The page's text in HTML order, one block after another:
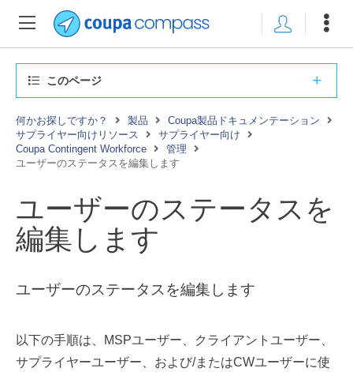
このページ
何かお探しですか？ 製品
Coupa製品ドキュメンテーション
サプライヤー向けリソース
サプライヤー向け
Coupa Contingent Workforce
管理
ユーザーのステータスを編集します
ユーザーのステータスを
編集します
ユーザーのステータスを編集します
以下の手順は、MSPユーザー、クライアントユーザー、
サプライヤーユーザー、および/またはCWユーザーに使